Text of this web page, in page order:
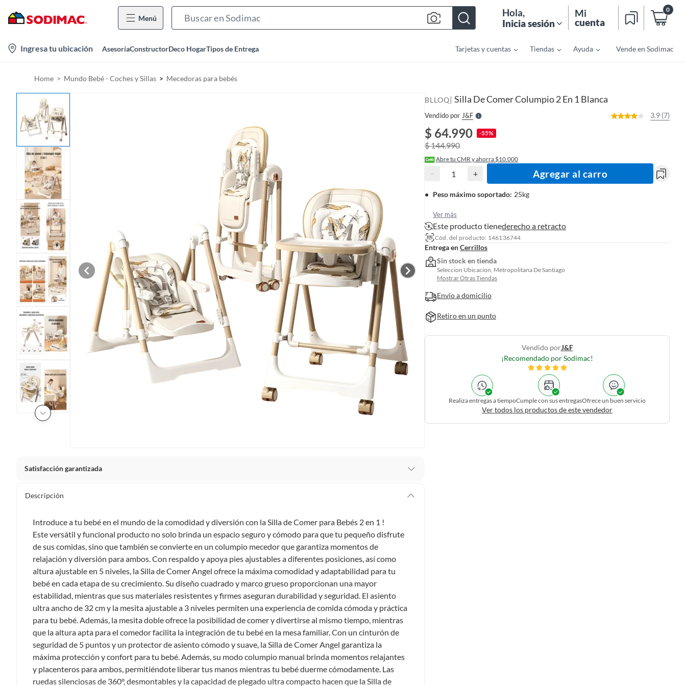
Menú Hola,
Inicia sesión
Mi
cuenta
0
Ingresa tu ubicación AsesoríaConstructorDeco HogarTipos de Entrega Tarjetas y cuentas Tiendas Ayuda Vende en Sodimac
Home Mundo Bebé - Coches y Sillas Mecedoras para bebés
Satisfacción garantizada
Debe estar en perfecto estado, con todas sus etiquetas, sellos intactos y sin uso, tal como te lo entregamos. Ten
Productos que, por su naturaleza, no puedan ser devueltos, puedan deteriorarse o caducar con rapidez.
Confeccionados a la medida.
De uso personal.
En sodimac.cl te damos30 días desde que recibes el producto. Debe estar en perfecto estado, con todas sus
etiquetas y sin uso, tal como te lo entregamos.
Productos digitales que se entregan a través de una descarga electrónica, por ejemplo, cupones de experiencia o
programas para el computador.
Productos a pedido o confeccionados a medida.
Productos que han sido informados como imperfectos, usados, reparados, abiertos, de segunda selección,
remanufacturados o con alguna deficiencia, que sean comprados en esa condición a un precio reducido.
Alimentos, bebidas, medicamentos, suplementos alimenticios, vitaminas, entre otros análogos.
Pinturas de un color a solicitud.
Descripción
Introduce a tu bebé en el mundo de la comodidad y diversión con la Silla de Comer para Bebés 2 en 1 !
Este versátil y funcional producto no solo brinda un espacio seguro y cómodo para que tu pequeño disfrute
de sus comidas, sino que también se convierte en un columpio mecedor que garantiza momentos de
relajación y diversión para ambos. Con respaldo y apoya pies ajustables a diferentes posiciones, así como
altura ajustable en 5 niveles, la Silla de Comer Angel ofrece la máxima comodidad y adaptabilidad para tu
bebé en cada etapa de su crecimiento. Su diseño cuadrado y marco grueso proporcionan una mayor
estabilidad, mientras que sus materiales resistentes y firmes aseguran durabilidad y seguridad. El asiento
ultra ancho de 32 cm y la mesita ajustable a 3 niveles permiten una experiencia de comida cómoda y práctica
para tu bebé. Además, la mesita doble ofrece la posibilidad de comer y divertirse al mismo tiempo, mientras
que la altura apta para el comedor facilita la integración de tu bebé en la mesa familiar. Con un cinturón de
seguridad de 5 puntos y un protector de asiento cómodo y suave, la Silla de Comer Angel garantiza la
máxima protección y confort para tu bebé. Además, su modo columpio manual brinda momentos relajantes
y placenteros para ambos, permitiéndote liberar tus manos mientras tu bebé duerme cómodamente. Las
ruedas silenciosas de 360°, desmontables y la capacidad de plegado ultra compacto hacen que la Silla de
BLLOQ| Silla De Comer Columpio 2 En 1 Blanca
Vendido por J&fS
l
l
3.9 (7)
$ 64.990 -55%
$ 144.990
Abre tu CMR y ahorra $10.000
− + Agregar al carro
Peso máximo soportado: 25kg
Ver más
Este producto tienederecho a retracto
Cód. del producto: 146136744
Entrega enCerrillos
Sin stock en tienda
Seleccion Ubicacion, Metropolitana De Santiago
Mostrar Otras Tiendas
Envío a domicilio
Retiro en un punto
Vendido porJ&f
¡Recomendado por Sodimac!
Realiza entregas a tiempoCumple con sus entregasOfrece un buen servicio
Ver todos los productos de este vendedor